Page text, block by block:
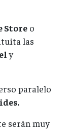
Store o
las
y
paralelo
serán muy